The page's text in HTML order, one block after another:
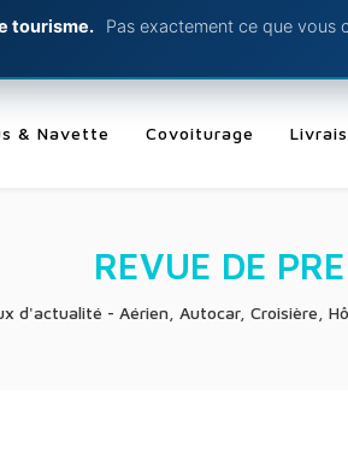
tourisme.
Pas exactement ce que vous
& Navette Covoiturage
REVUE DE
d'actualité - Aérien, Autocar, Croisière,